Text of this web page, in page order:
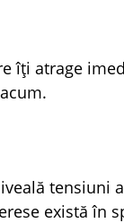
îți atrage
tensiuni
există în